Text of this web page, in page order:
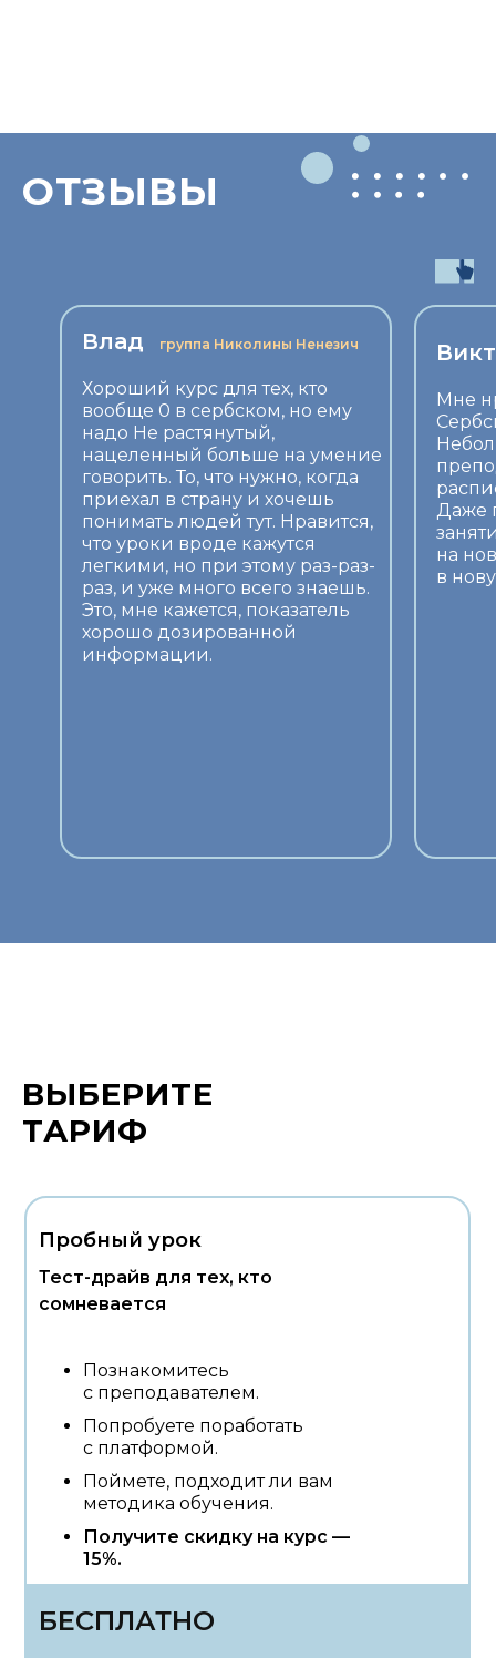
ОТЗЫВЫ
Влад группа Николины Ненезич
Хороший курс для тех, кто
вообще 0 в сербском, но ему
надо Не растянутый,
нацеленный больше на умение
говорить. То, что нужно, когда
приехал в страну и хочешь
понимать людей тут. Нравится,
что уроки вроде кажутся
легкими, но при этому раз-раз-
раз, и уже много всего знаешь.
Это, мне кажется, показатель
хорошо дозированной
информации.
Мне
Даже
на
в
ВЫБЕРИТЕ
ТАРИФ
Пробный урок
Тест-драйв для тех, кто
сомневается
Познакомитесь
с преподавателем.
Попробуете поработать
с платформой.
Поймете, подходит ли вам
методика обучения.
Получите скидку на курс —
15%.
БЕСПЛАТНО